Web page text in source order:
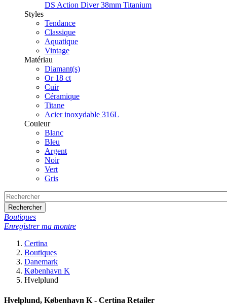
DS Action Diver 38mm Titanium
Styles
Tendance
Classique
Aquatique
Vintage
Matériau
Diamant(s)
Or 18 ct
Cuir
Céramique
Titane
Acier inoxydable 316L
Couleur
Blanc
Bleu
Argent
Noir
Vert
Gris
Rechercher
Boutiques
Enregistrer ma montre
Certina
Boutiques
Danemark
København K
Hvelplund
Hvelplund, København K - Certina Retailer